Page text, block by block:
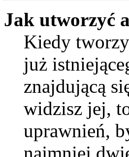
Jak utworzyć
Kiedy
już
znajdującą
widzisz jej,
uprawnień,
najmniej